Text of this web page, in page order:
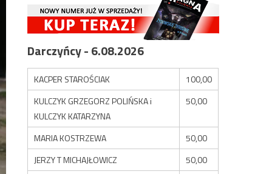
Darczyńcy - 6.08.2026
KACPER STAROŚCIAK
100,00
KULCZYK GRZEGORZ POLIŃSKA i
KULCZYK KATARZYNA
50,00
MARIA KOSTRZEWA
50,00
JERZY T MICHAJŁOWICZ
50,00